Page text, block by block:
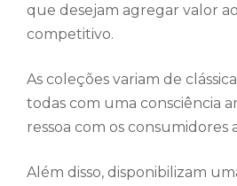
que desejam agregar valor
competitivo.
As coleções variam de
todas com uma consciência
ressoa com os consumidores
Além disso, disponibilizam